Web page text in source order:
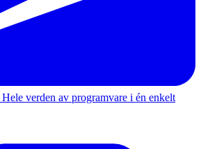
Hele verden av programvare i én enkelt